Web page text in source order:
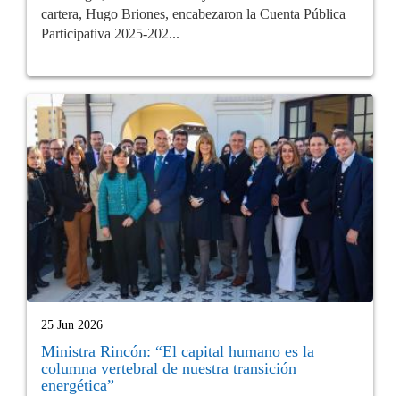
cartera, Hugo Briones, encabezaron la Cuenta Pública
Participativa 2025-202...
25 Jun 2026
Ministra Rincón: “El capital humano es la
columna vertebral de nuestra transición
energética”